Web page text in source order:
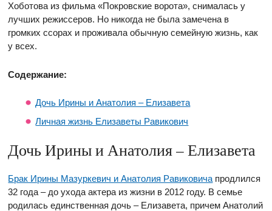
Хоботова из фильма «Покровские ворота», снималась у
лучших режиссеров. Но никогда не была замечена в
громких ссорах и проживала обычную семейную жизнь, как
у всех.
Содержание:
Дочь Ирины и Анатолия – Елизавета
Личная жизнь Елизаветы Равикович
Дочь Ирины и Анатолия – Елизавета
Брак Ирины Мазуркевич и Анатолия Равиковича продлился
32 года – до ухода актера из жизни в 2012 году. В семье
родилась единственная дочь – Елизавета, причем Анатолий